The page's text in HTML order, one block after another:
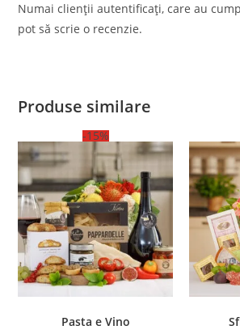
Numai clienții autentificați, care au
pot să scrie o recenzie.
Produse similare
-15%
Pasta e Vino